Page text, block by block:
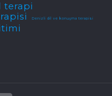
terapi
Denizli dil ve konuşma terapisi